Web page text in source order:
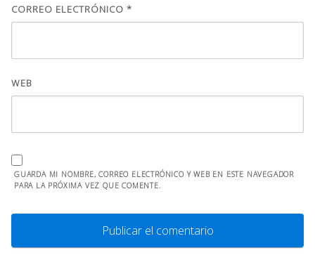
CORREO ELECTRÓNICO *
WEB
GUARDA MI NOMBRE, CORREO ELECTRÓNICO Y WEB EN ESTE NAVEGADOR
PARA LA PRÓXIMA VEZ QUE COMENTE.